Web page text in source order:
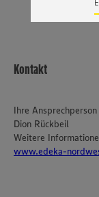
Zudem
genannten
Kontakt
Ihre Ansprechperson
Dion Rückbeil
Weitere
www.edeka-